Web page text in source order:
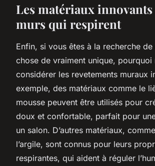
Les matériaux innovants
murs qui respirent
Enfin, si vous êtes à la recherche de
chose de vraiment unique, pourquoi
considérer les revetements muraux
exemple, des matériaux comme le
mousse peuvent être utilisés pour
doux et confortable, parfait pour
un salon. D’autres matériaux,
l’argile, sont connus pour leurs
respirantes, qui aident à réguler